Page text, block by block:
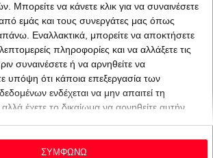
να κάνετε κλικ για να συναινέσετε
εμάς και τους συνεργάτες μας όπως
Εναλλακτικά, μπορείτε να αποκτήσετε
πληροφορίες και να αλλάξετε τις
συναινέσετε ή να αρνηθείτε να
υπόψη ότι κάποια επεξεργασία των
ενδέχεται να μην απαιτεί τη
έχετε το δικαίωμα να αρνηθείτε αυτήν
σας ανά πάσα στιγμή
ΣΥΜΦΩΝΩ